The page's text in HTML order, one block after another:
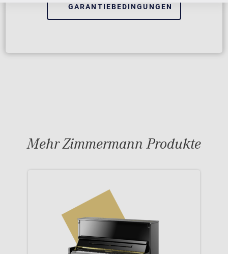
GARANTIEBEDINGUNGEN
Mehr Zimmermann Produkte